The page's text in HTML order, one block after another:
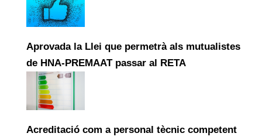
Aprovada la Llei que permetrà als mutualistes
de HNA-PREMAAT passar al RETA
Acreditació com a personal tècnic competent